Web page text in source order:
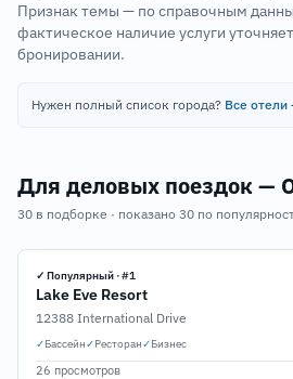
Признак темы — по справочным
фактическое наличие услуги
бронировании.
Нужен полный список города? Все
Для деловых поездок —
30 в подборке · показано 30 по
✓ Популярный · #1
Lake Eve Resort
12388 International Drive
✓Бассейн✓Ресторан✓Бизнес
26 просмотров